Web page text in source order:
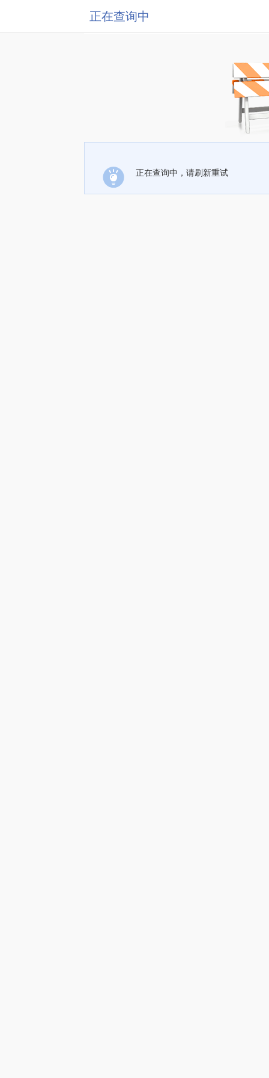
正在查询中
正在查询中，请刷新重试